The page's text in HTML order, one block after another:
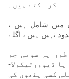
کر سکتے ہیں۔
میں شامل ہیں ،
پر سومی جو
ڈیوورٹیکولا-
کسی پٹھوں کی